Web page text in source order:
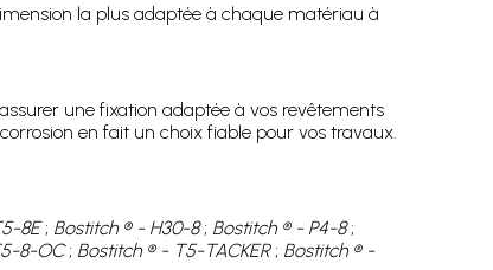
la plus adaptée à chaque matériau à
une fixation adaptée à vos revêtements
en fait un choix fiable pour vos travaux.
8E; Bostitch ® - H30-8; Bostitch ® - P4-8;
8-OC; Bostitch ® - T5-TACKER; Bostitch ® -